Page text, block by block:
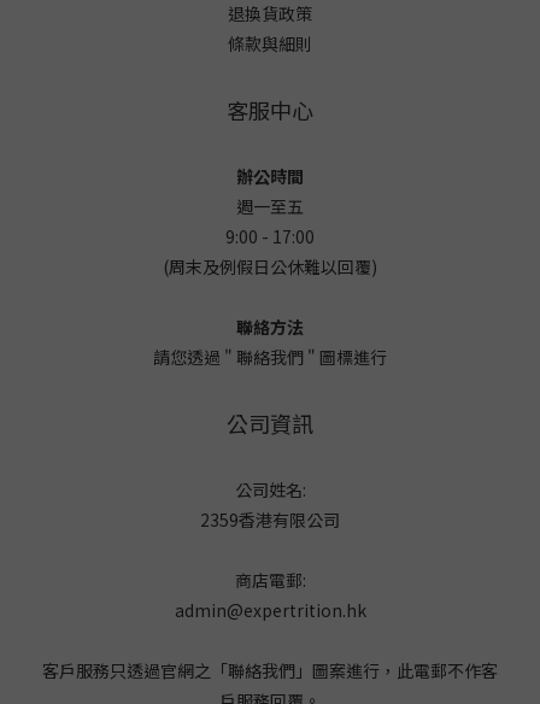
退換貨政策
條款與細則
客服中心
辦公時間
週一至五
9:00 - 17:00
(周末及例假日公休難以回覆)
聯絡方法
請您透過 " 聯絡我們 " 圖標進行
公司資訊
公司姓名:
2359香港有限公司
商店電郵:
admin@expertrition.hk
客戶服務只透過官網之「聯絡我們」圖案進行，此電郵不作客